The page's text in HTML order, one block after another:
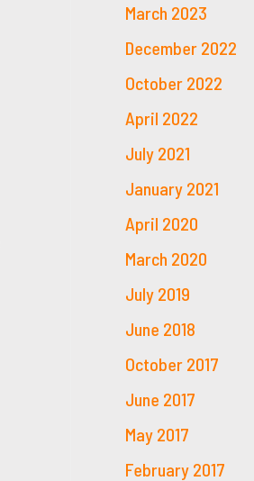
March 2023
December 2022
October 2022
April 2022
July 2021
January 2021
April 2020
March 2020
July 2019
June 2018
October 2017
June 2017
May 2017
February 2017